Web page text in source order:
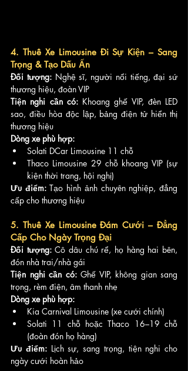
4. Thuê Xe Limousine Đi Sự Kiện – Sang
Trọng & Tạo Dấu Ấn
Đối tượng: Nghệ sĩ, người nổi tiếng, đại sứ
thương hiệu, đoàn VIP
Tiện nghi cần có: Khoang ghế VIP, đèn LED
sao, điều hòa độc lập, bảng điện tử hiển thị
thương hiệu
Dòng xe phù hợp:
Solati DCar Limousine 11 chỗ
Thaco Limousine 29 chỗ khoang VIP (sự
kiện thời trang, hội nghị)
Ưu điểm: Tạo hình ảnh chuyên nghiệp, đẳng
cấp cho thương hiệu
5. Thuê Xe Limousine Đám Cưới – Đẳng
Cấp Cho Ngày Trọng Đại
Đối tượng: Cô dâu chú rể, họ hàng hai bên,
đón nhà trai/nhà gái
Tiện nghi cần có: Ghế VIP, không gian sang
trọng, rèm điện, âm thanh nhẹ
Dòng xe phù hợp:
Kia Carnival Limousine (xe cưới chính)
Solati 11 chỗ hoặc Thaco 16–19 chỗ
(đoàn đón họ hàng)
Ưu điểm: Lịch sự, sang trọng, tiện nghi cho
ngày cưới hoàn hảo